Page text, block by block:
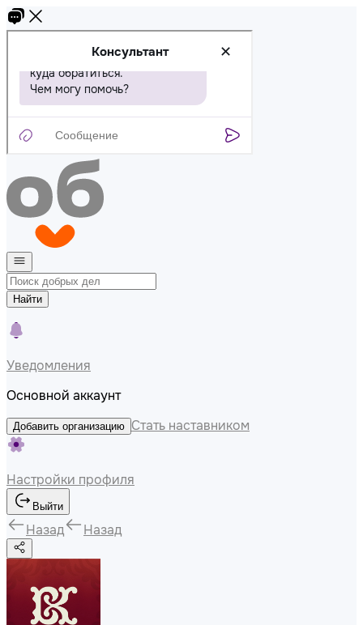
Найти
Уведомления
Основной аккаунт
Добавить организацию Стать наставником
Настройки профиля
Выйти
Назад Назад